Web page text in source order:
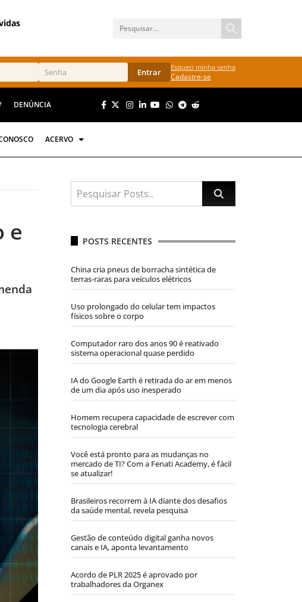
Entrar Esqueci minha senha
Cadastre-se
DENÚNCIA
ACERVO
e
POSTS RECENTES
China cria pneus de borracha sintética de
terras-raras para veículos elétricos
Uso prolongado do celular tem impactos
físicos sobre o corpo
Computador raro dos anos 90 é reativado
sistema operacional quase perdido
IA do Google Earth é retirada do ar em menos
de um dia após uso inesperado
Homem recupera capacidade de escrever com
tecnologia cerebral
Você está pronto para as mudanças no
mercado de TI? Com a Fenati Academy, é fácil
se atualizar!
Brasileiros recorrem à IA diante dos desafios
da saúde mental, revela pesquisa
Gestão de conteúdo digital ganha novos
canais e IA, aponta levantamento
Acordo de PLR 2025 é aprovado por
trabalhadores da Organex